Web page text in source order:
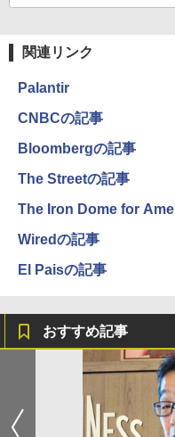
関連リンク
Palantir
CNBCの記事
Bloombergの記事
The Streetの記事
The Iron Dome for
Wiredの記事
El Paisの記事
おすすめ記事